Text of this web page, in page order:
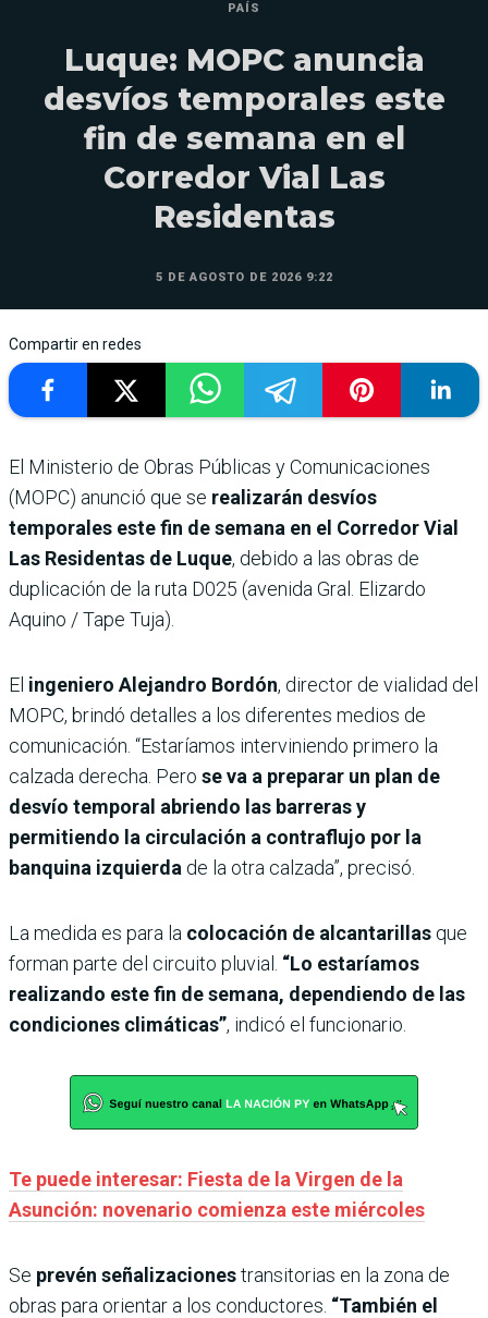
PAÍS
Luque: MOPC anuncia
desvíos temporales este
fin de semana en el
Corredor Vial Las
Residentas
5 DE AGOSTO DE 2026 9:22
Compartir en redes
El Ministerio de Obras Públicas y Comunicaciones
(MOPC) anunció que se realizarán desvíos
temporales este fin de semana en el Corredor Vial
Las Residentas de Luque, debido a las obras de
duplicación de la ruta D025 (avenida Gral. Elizardo
Aquino / Tape Tuja).
El ingeniero Alejandro Bordón, director de vialidad del
MOPC, brindó detalles a los diferentes medios de
comunicación. “Estaríamos interviniendo primero la
calzada derecha. Pero se va a preparar un plan de
desvío temporal abriendo las barreras y
permitiendo la circulación a contraflujo por la
banquina izquierda de la otra calzada”, precisó.
La medida es para la colocación de alcantarillas que
forman parte del circuito pluvial. “Lo estaríamos
realizando este fin de semana, dependiendo de las
condiciones climáticas”, indicó el funcionario.
Te puede interesar: Fiesta de la Virgen de la
Asunción: novenario comienza este miércoles
Se prevén señalizacionestransitorias en la zona de
obras para orientar a los conductores. “También el